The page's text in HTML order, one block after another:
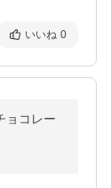
いいね 0
ョコレー